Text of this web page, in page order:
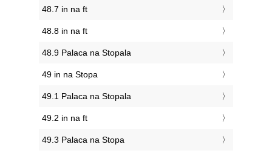
48.7 in na ft
48.8 in na ft
48.9 Palaca na Stopala
49 in na Stopa
49.1 Palaca na Stopala
49.2 in na ft
49.3 Palaca na Stopa